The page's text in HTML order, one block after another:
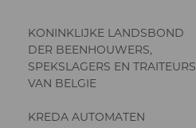
KONINKLIJKE LANDSBOND
DER BEENHOUWERS,
SPEKSLAGERS EN TRAITEURS
VAN BELGIE
KREDA AUTOMATEN